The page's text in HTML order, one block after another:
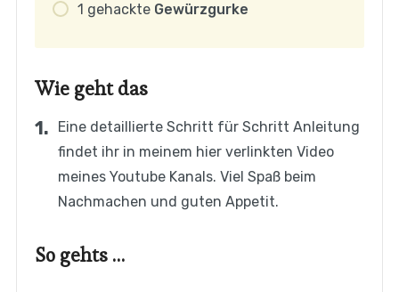
1 gehackte Gewürzgurke
Wie geht das
Eine detaillierte Schritt für Schritt Anleitung
findet ihr in meinem hier verlinkten Video
meines Youtube Kanals. Viel Spaß beim
Nachmachen und guten Appetit.
So gehts …